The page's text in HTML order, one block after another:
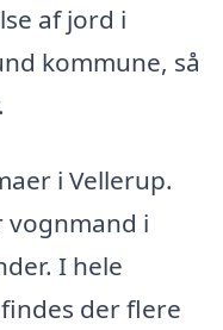
af jord i
kommune, så
i Vellerup.
vognmand i
I hele
der flere